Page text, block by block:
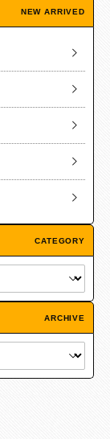
NEW ARRIVED
CATEGORY
ARCHIVE